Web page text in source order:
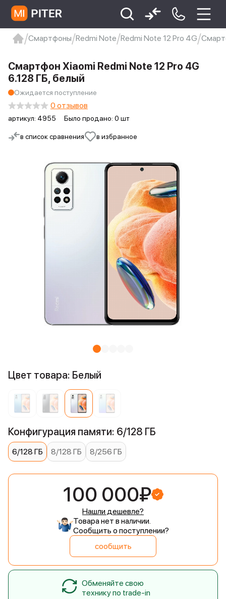
Xiaomi 9 про
xiaomi redmi 12c
Смартфоны Redmi Note Redmi Note 12 Pro 4G
в список сравнения в избранное
Смартфон Xiaomi Redmi Note 12 Pro 4G
6.128 ГБ, белый
Ожидается поступление
артикул: 4955 Было продано: 0 шт
0 отзывов
Цвет товара: Белый
Конфигурация памяти: 6/128 ГБ
6/128 ГБ 8/128 ГБ 8/256 ГБ
100 000₽
Нашли дешевле?
Товара нет в наличии.
Сообщить о поступлении?
сообщить
Обменяйте свою
технику по trade-in